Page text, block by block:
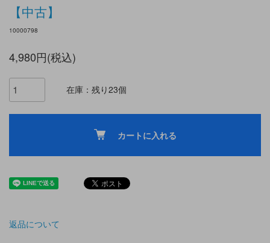
【中古】
10000798
4,980円(税込)
在庫：残り23個
カートに入れる
返品について